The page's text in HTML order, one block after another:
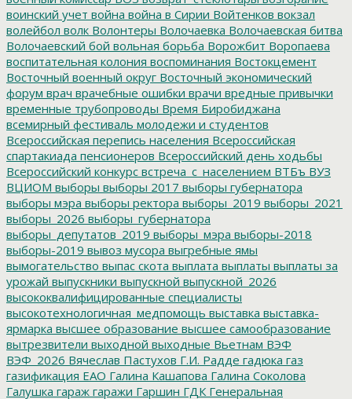
воинский учет война война в Сирии Войтенков вокзал
волейбол волк Волонтеры Волочаевка Волочаевская битва
Волочаевский бой вольная борьба Ворожбит Воропаева
воспитательная колония воспоминания Востокцемент
Восточный военный округ Восточный экономический
форум врач врачебные ошибки врачи вредные привычки
временные трубопроводы Время Биробиджана
всемирный фестиваль молодежи и студентов
Всероссийская перепись населения Всероссийская
спартакиада пенсионеров Всероссийский день ходьбы
Всероссийский конкурс встреча_с_населением ВТБъ ВУЗ
ВЦИОМ выборы выборы 2017 выборы губернатора
выборы мэра выборы ректора выборы_2019 выборы_2021
выборы_2026 выборы_губернатора
выборы_депутатов_2019 выборы_мэра выборы-2018
выборы-2019 вывоз мусора выгребные ямы
вымогательство выпас скота выплата выплаты выплаты за
урожай выпускники выпускной выпускной_2026
высококвалифицированные специалисты
высокотехнологичная_медпомощь выставка выставка-
ярмарка высшее образование высшее самообразование
вытрезвители выходной выходные Вьетнам ВЭФ
ВЭФ_2026 Вячеслав Пастухов Г.И. Радде гадюка газ
газификация ЕАО Галина Кашапова Галина Соколова
Галушка гараж гаражи Гаршин ГДК Генеральная